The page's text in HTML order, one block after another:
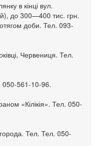
в кінці вул.
до 300—400 тис. грн.
доби. Тел. 093-
Червениця. Тел.
050-561-10-96.
«Кілікія». Тел. 050-
Тел. Тел. 050-